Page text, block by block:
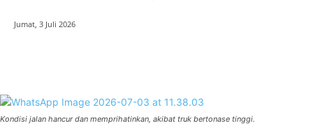
Jumat, 3 Juli 2026
Kondisi jalan hancur dan memprihatinkan, akibat truk bertonase tinggi.